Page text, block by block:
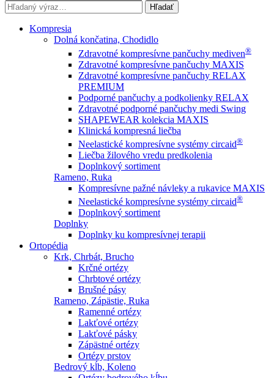
Hľadať
Kompresia
Dolná končatina, Chodidlo
Zdravotné kompresívne pančuchy mediven®
Zdravotné kompresívne pančuchy MAXIS
Zdravotné kompresívne pančuchy RELAX
PREMIUM
Podporné pančuchy a podkolienky RELAX
Zdravotné podporné pančuchy medi Swing
SHAPEWEAR kolekcia MAXIS
Klinická kompresná liečba
Neelastické kompresívne systémy circaid®
Liečba žilového vredu predkolenia
Doplnkový sortiment
Rameno, Ruka
Kompresívne pažné návleky a rukavice MAXIS
Neelastické kompresívne systémy circaid®
Doplnkový sortiment
Doplnky
Doplnky ku kompresívnej terapii
Ortopédia
Krk, Chrbát, Brucho
Krčné ortézy
Chrbtové ortézy
Brušné pásy
Rameno, Zápästie, Ruka
Ramenné ortézy
Lakťové ortézy
Lakťové pásky
Zápästné ortézy
Ortézy prstov
Bedrový kĺb, Koleno